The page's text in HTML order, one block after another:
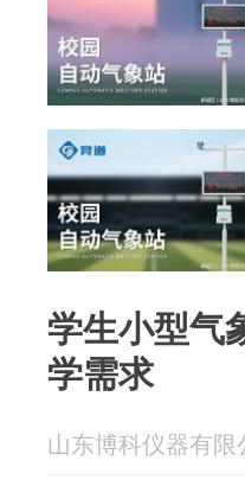
学生小型气
学需求
山东博科仪器有